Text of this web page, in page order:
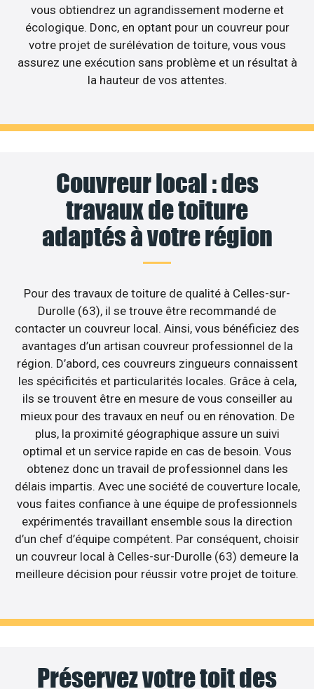
vous obtiendrez un agrandissement moderne et
écologique. Donc, en optant pour un couvreur pour
votre projet de surélévation de toiture, vous vous
assurez une exécution sans problème et un résultat à
la hauteur de vos attentes.
Couvreur local : des
travaux de toiture
adaptés à votre région
Pour des travaux de toiture de qualité à Celles-sur-
Durolle (63), il se trouve être recommandé de
contacter un couvreur local. Ainsi, vous bénéficiez des
avantages d’un artisan couvreur professionnel de la
région. D’abord, ces couvreurs zingueurs connaissent
les spécificités et particularités locales. Grâce à cela,
ils se trouvent être en mesure de vous conseiller au
mieux pour des travaux en neuf ou en rénovation. De
plus, la proximité géographique assure un suivi
optimal et un service rapide en cas de besoin. Vous
obtenez donc un travail de professionnel dans les
délais impartis. Avec une société de couverture locale,
vous faites confiance à une équipe de professionnels
expérimentés travaillant ensemble sous la direction
d’un chef d’équipe compétent. Par conséquent, choisir
un couvreur local à Celles-sur-Durolle (63) demeure la
meilleure décision pour réussir votre projet de toiture.
Préservez votre toit des